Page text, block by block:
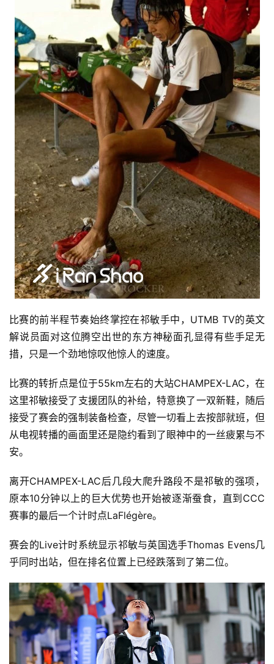
比赛的前半程节奏始终掌控在祁敏手中，UTMB TV的英文
解说员面对这位腾空出世的东方神秘面孔显得有些手足无
措，只是一个劲地惊叹他惊人的速度。
比赛的转折点是位于55km左右的大站CHAMPEX-LAC，在
这里祁敏接受了支援团队的补给，特意换了一双新鞋，随后
接受了赛会的强制装备检查，尽管一切看上去按部就班，但
从电视转播的画面里还是隐约看到了眼神中的一丝疲累与不
安。
离开CHAMPEX-LAC后几段大爬升路段不是祁敏的强项，
原本10分钟以上的巨大优势也开始被逐渐蚕食，直到CCC
赛事的最后一个计时点LaFlégère。
赛会的Live计时系统显示祁敏与英国选手Thomas Evens几
乎同时出站，但在排名位置上已经跌落到了第二位。